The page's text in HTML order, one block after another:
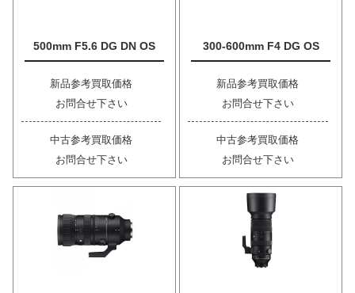
500mm F5.6 DG DN OS
新品参考買取価格
お問合せ下さい
中古参考買取価格
お問合せ下さい
300-600mm F4 DG OS
新品参考買取価格
お問合せ下さい
中古参考買取価格
お問合せ下さい